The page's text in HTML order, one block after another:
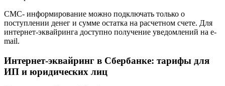
СМС- информирование можно подключать только о
поступлении денег и сумме остатка на расчетном счете. Для
интернет-эквайринга доступно получение уведомлений на e-
mail.
Интернет-эквайринг в Сбербанке: тарифы для
ИП и юридических лиц